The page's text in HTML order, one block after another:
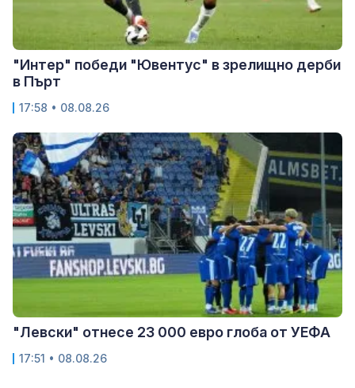
"Интер" победи "Ювентус" в зрелищно дерби
в Пърт
17:58 • 08.08.26
"Левски" отнесе 23 000 евро глоба от УЕФА
17:51 • 08.08.26